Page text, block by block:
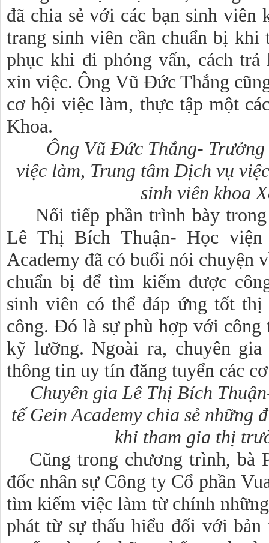
đã chia sẻ với các bạn sinh viên
trang sinh viên cần chuẩn bị khi
phục khi đi phỏng vấn, cách
xin việc. Ông Vũ Đức Thắng
cơ hội việc làm, thực tập một
Khoa.
Ông Vũ Đức Thắng-
việc làm, Trung tâm Dịch vụ
sinh viên khoa
Nối tiếp phần trình bày
Lê Thị Bích Thuận- Học viện
Academy đã có buổi nói chuyện
chuẩn bị để tìm kiếm được
sinh viên có thể đáp ứng tốt
công. Đó là sự phù hợp với công
kỹ lưỡng. Ngoài ra, chuyên gia
thông tin uy tín đăng tuyển các
Chuyên gia Lê Thị Bích
tế Gein Academy chia sẻ những
khi tham gia thị
Cũng trong chương trình, bà
đốc nhân sự Công ty Cổ phần
tìm kiếm việc làm từ chính
phát từ sự thấu hiểu đối với bản